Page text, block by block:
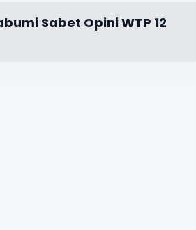
Sabet Opini WTP 12